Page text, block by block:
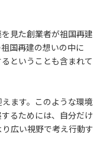
見た創業者が祖国再建
国再建の想いの中に
ということも含まれて
ます。このような環境
るためには、自分だけ
広い視野で考え行動す